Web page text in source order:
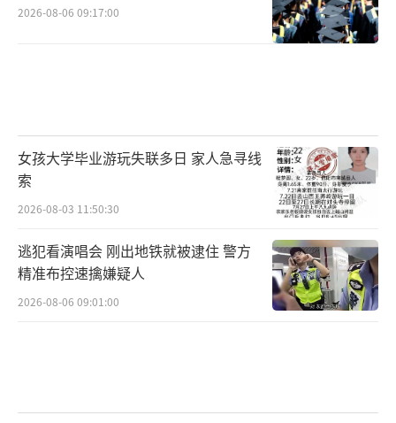
2026-08-06 09:17:00
女孩大学毕业游玩失联多日 家人急寻线
索
2026-08-03 11:50:30
逃犯看演唱会 刚出地铁就被逮住 警方
精准布控速擒嫌疑人
2026-08-06 09:01:00